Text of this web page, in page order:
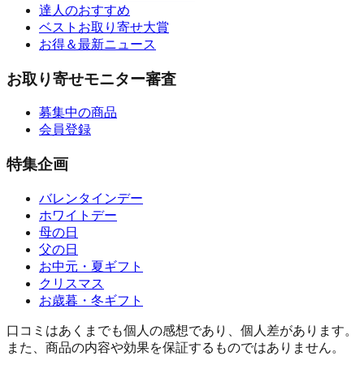
達人のおすすめ
ベストお取り寄せ大賞
お得＆最新ニュース
お取り寄せモニター審査
募集中の商品
会員登録
特集企画
バレンタインデー
ホワイトデー
母の日
父の日
お中元・夏ギフト
クリスマス
お歳暮・冬ギフト
口コミはあくまでも個人の感想であり、個人差があります。
また、商品の内容や効果を保証するものではありません。